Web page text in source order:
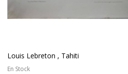
Louis Lebreton , Tahiti
En Stock